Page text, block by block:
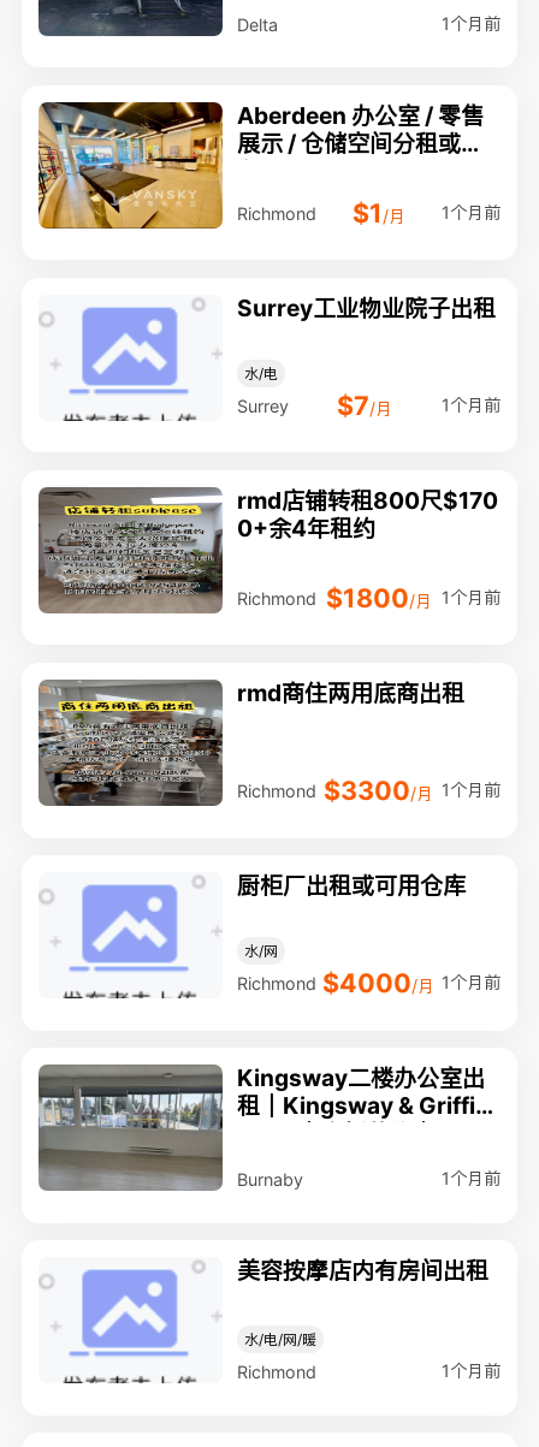
Delta 1个月前
Aberdeen 办公室 / 零售
展示 / 仓储空间分租或整
Richmond $1 /月 1个月前
Surrey工业物业院子出租
水/电
Surrey $7/月 1个月前
rmd店铺转租800尺$170
0+余4年租约
Richmond $1800/月 1个月前
rmd商住两用底商出租
Richmond $3300/月 1个月前
厨柜厂出租或可用仓库
水/网
Richmond $4000/月 1个月前
Kingsway二楼办公室出
租｜Kingsway & Griffith
Burnaby 1个月前
美容按摩店内有房间出租
水/电/网/暖
Richmond 1个月前